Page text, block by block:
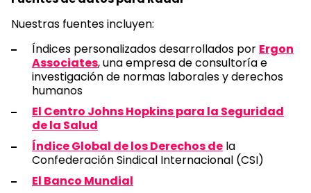
Nuestras fuentes incluyen:
Índices personalizados desarrollados por Ergon
Associates, una empresa de consultoría e
investigación de normas laborales y derechos
humanos
El Centro Johns Hopkins para la Seguridad
de la Salud
Índice Global de los Derechos de la
Confederación Sindical Internacional (CSI)
El Banco Mundial